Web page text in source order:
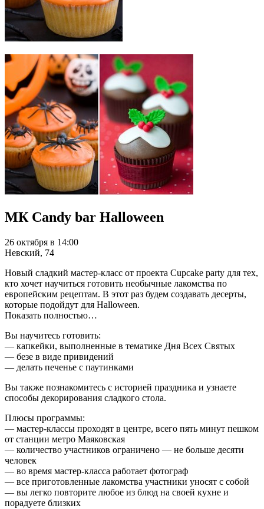
МК Candy bar Halloween
26 октября в 14:00
Невский, 74
Новый сладкий мастер-класс от проекта Cupcake party для тех,
кто хочет научиться готовить необычные лакомства по
европейским рецептам. В этот раз будем создавать десерты,
которые подойдут для Halloween.
Показать полностью…
Вы научитесь готовить:
— капкейки, выполненные в тематике Дня Всех Святых
— безе в виде привидений
— делать печенье с паутинками
Вы также познакомитесь с историей праздника и узнаете
способы декорирования сладкого стола.
Плюсы программы:
— мастер-классы проходят в центре, всего пять минут пешком
от станции метро Маяковская
— количество участников ограничено — не больше десяти
человек
— во время мастер-класса работает фотограф
— все приготовленные лакомства участники уносят с собой
— вы легко повторите любое из блюд на своей кухне и
порадуете близких